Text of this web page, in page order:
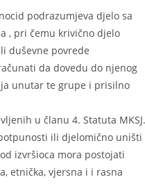
podrazumjeva djelo sa
, pri čemu krivično djelo
duševne povrede
da dovedu do njenog
unutar te grupe i prisilno
u članu 4. Statuta MKSJ.
ili djelomično uništi
izvršioca mora postojati
etnička, vjersna i i rasna